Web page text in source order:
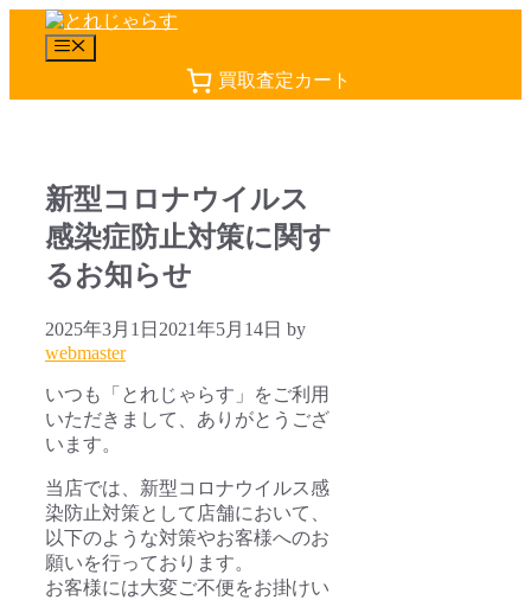
メ
買取査定カート
新型コロナウイルス
感染症防止対策に関す
るお知らせ
2025年3月1日 2021年5月14日 by
webmaster
いつも「とれじゃらす」をご利用
いただきまして、ありがとうござ
います。
当店では、新型コロナウイルス感
染防止対策として店舗において、
以下のような対策やお客様へのお
願いを行っております。
お客様には大変ご不便をお掛けい